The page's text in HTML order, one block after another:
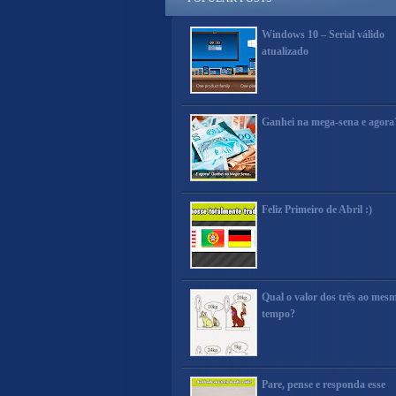
Windows 10 – Serial válido
atualizado
Ganhei na mega-sena e
Feliz Primeiro de Abril :)
Qual o valor dos três ao
tempo?
Pare, pense e responda esse